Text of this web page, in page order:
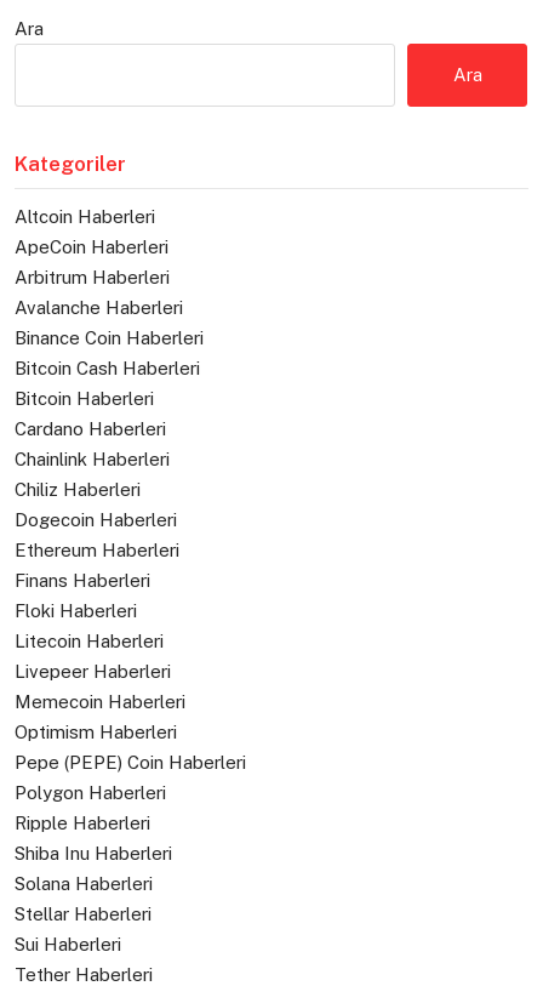
Ara
Ara
Kategoriler
Altcoin Haberleri
ApeCoin Haberleri
Arbitrum Haberleri
Avalanche Haberleri
Binance Coin Haberleri
Bitcoin Cash Haberleri
Bitcoin Haberleri
Cardano Haberleri
Chainlink Haberleri
Chiliz Haberleri
Dogecoin Haberleri
Ethereum Haberleri
Finans Haberleri
Floki Haberleri
Litecoin Haberleri
Livepeer Haberleri
Memecoin Haberleri
Optimism Haberleri
Pepe (PEPE) Coin Haberleri
Polygon Haberleri
Ripple Haberleri
Shiba Inu Haberleri
Solana Haberleri
Stellar Haberleri
Sui Haberleri
Tether Haberleri